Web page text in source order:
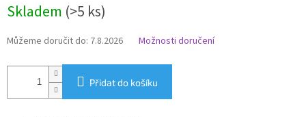
cena:
Skladem (>5 ks)
Můžeme doručit do: 7.8.2026 Možnosti doručení
Přidat do košíku